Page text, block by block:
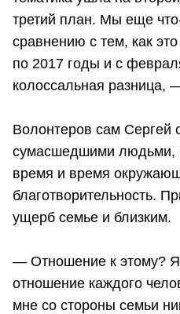
третий план. Мы еще
сравнению с тем, как
по 2017 годы и с
колоссальная разница,
Волонтеров сам Сергей
сумасшедшими людьми,
время и время
благотворительность.
ущерб семье и близким.
— Отношение к этому? Я
отношение каждого
мне со стороны семьи